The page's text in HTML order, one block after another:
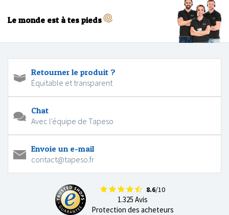
Le monde est à tes pieds
Retourner le produit ?
Équitable et transparent
Chat
Avec l'équipe de Tapeso
Envoie un e-mail
contact@tapeso.fr
8.6/10
1.325 Avis
Protection des acheteurs